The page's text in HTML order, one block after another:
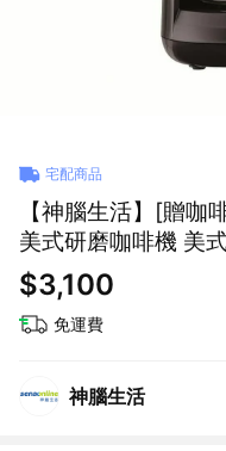
宅配商品
【神腦生活】[贈
美式研磨咖啡機 美
$3,100
免運費
神腦生活